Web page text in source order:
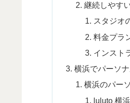
継続しやす
スタジオ
料金プラ
インスト
横浜でパーソ
横浜のパー
luluto 横